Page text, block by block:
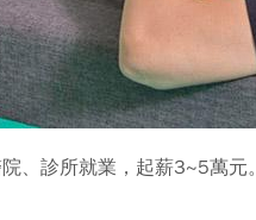
、診所就業，起薪3~5萬元。